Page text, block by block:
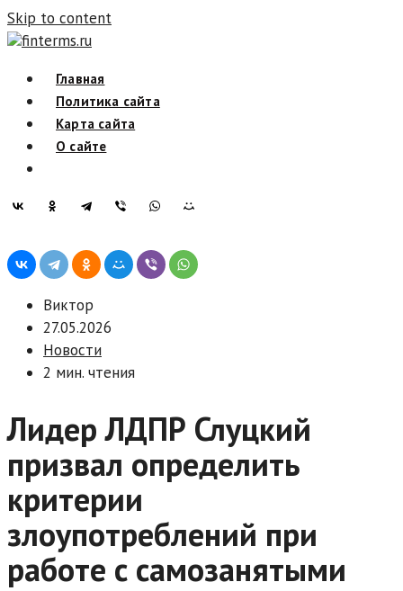
Skip to content
finterms.ru
Главная
Политика сайта
Карта сайта
О сайте
Виктор
27.05.2026
Новости
2 мин. чтения
Лидер ЛДПР Слуцкий
призвал определить
критерии
злоупотреблений при
работе с самозанятыми